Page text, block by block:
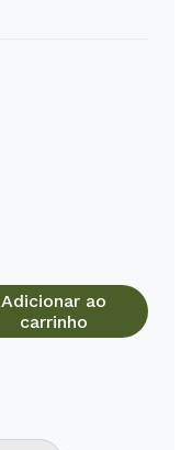
Adicionar ao
carrinho